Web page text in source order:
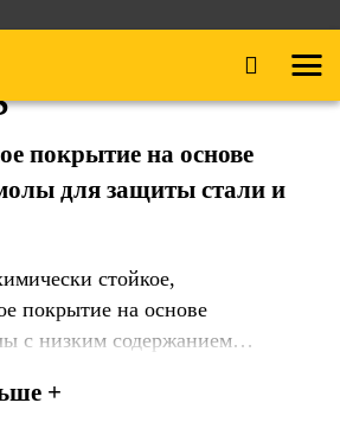
299
покрытие на основе
для защиты стали и
стойкое,
покрытие на основе
с низким содержанием
+